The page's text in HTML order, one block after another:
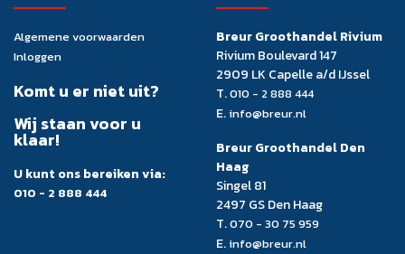
Algemene voorwaarden
Inloggen
Komt u er niet uit?
Wij staan voor u
klaar!
U kunt ons bereiken via:
010 - 2 888 444
Breur Groothandel Rivium
Rivium Boulevard 147
2909 LK Capelle a/d IJssel
T.010 - 2 888 444
E. info@breur.nl
Breur Groothandel Den
Haag
Singel 81
2497 GS Den Haag
T.070 - 30 75 959
E. info@breur.nl